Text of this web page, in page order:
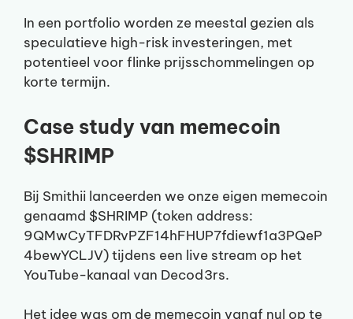
In een portfolio worden ze meestal gezien als
speculatieve high-risk investeringen, met
potentieel voor flinke prijsschommelingen op
korte termijn.
Case study van memecoin
$SHRIMP
Bij Smithii lanceerden we onze eigen memecoin
genaamd $SHRIMP (token address:
9QMwCyTFDRvPZF14hFHUP7fdiewf1a3PQeP
4bewYCLJV) tijdens een live stream op het
YouTube-kanaal van Decod3rs.
Het idee was om de memecoin vanaf nul op te